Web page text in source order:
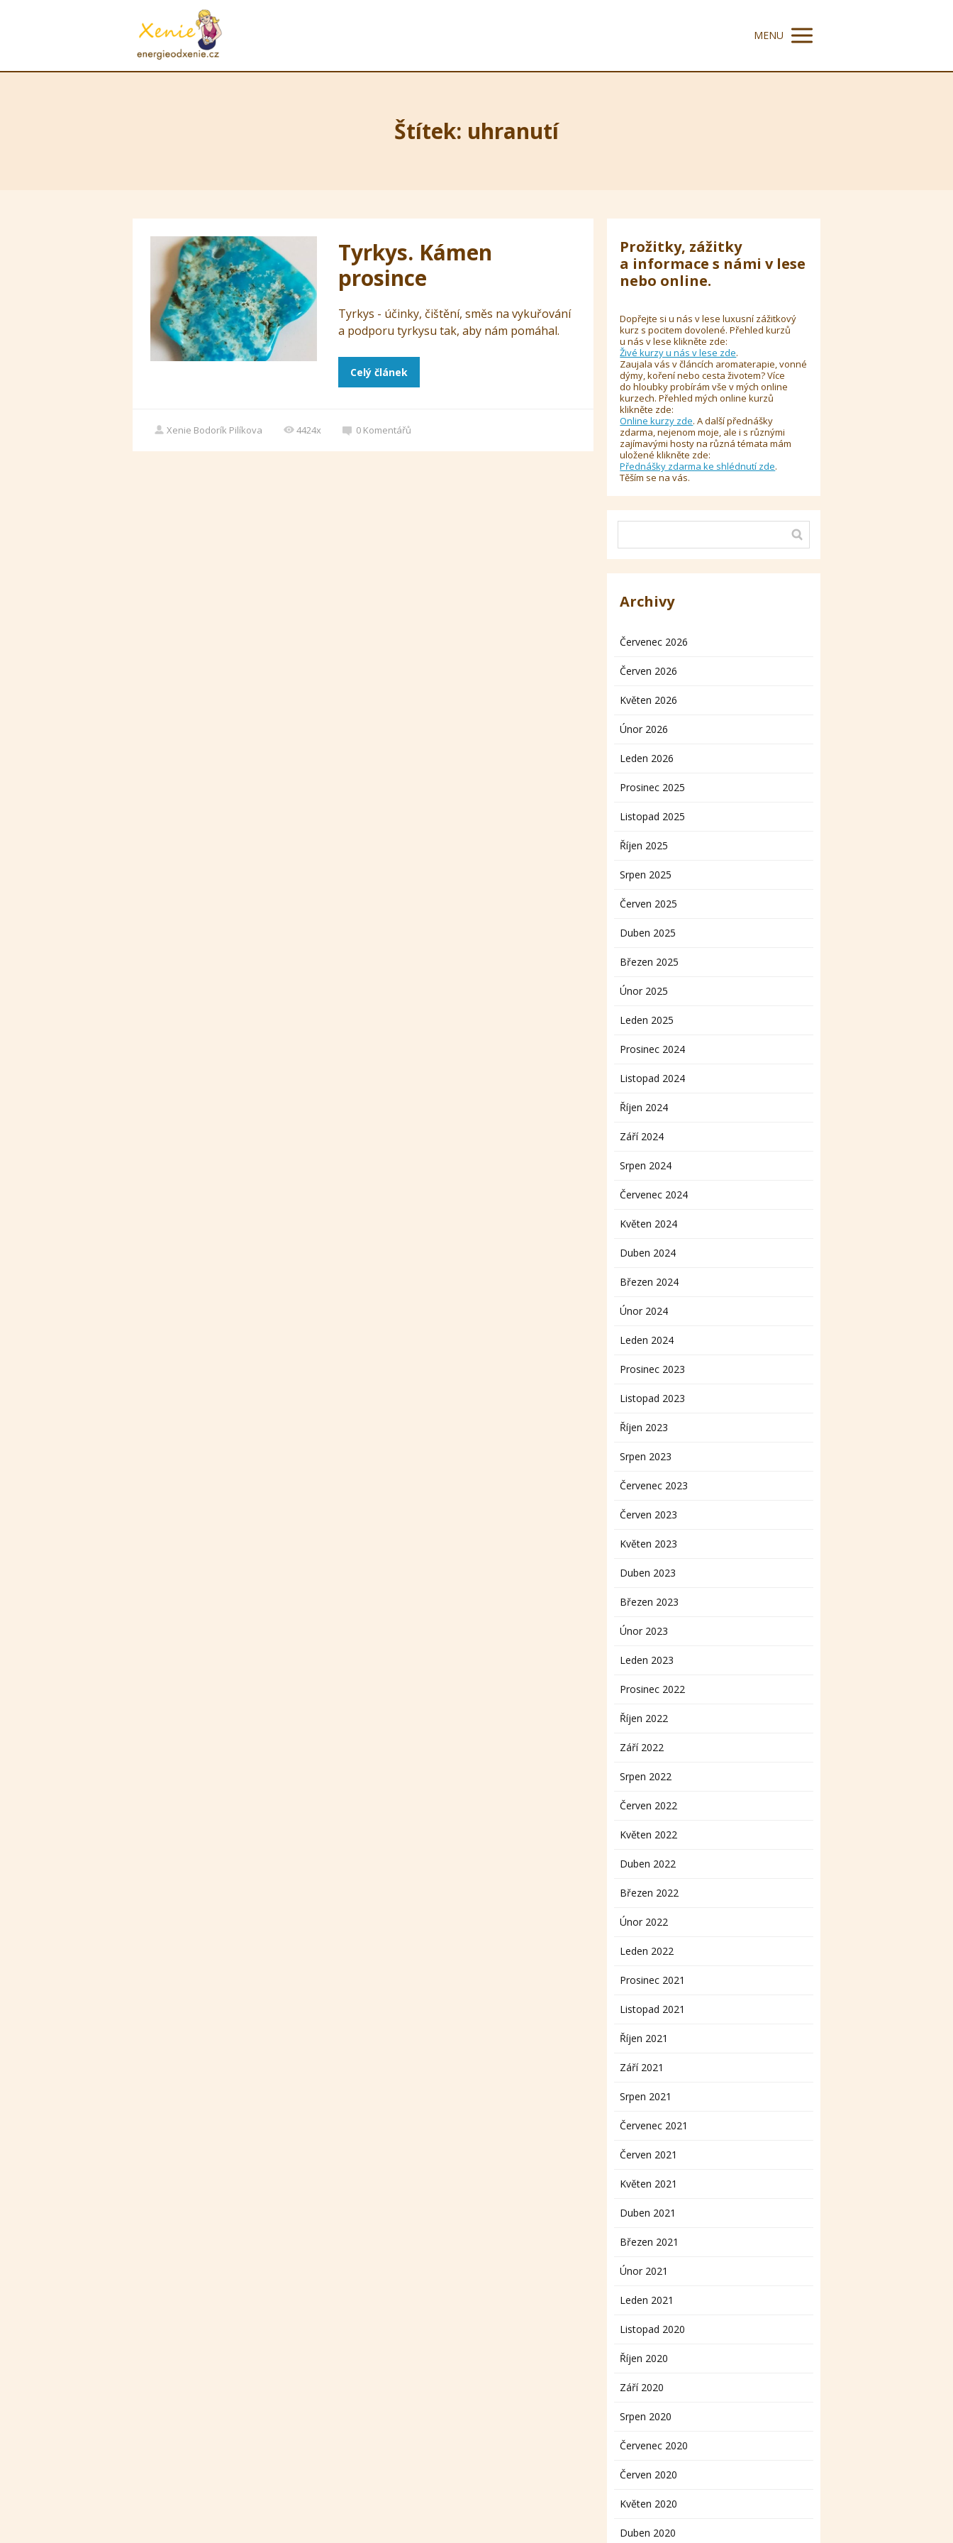
MENU
Štítek: uhranutí
Tyrkys. Kámen
prosince
Tyrkys - účinky, čištění, směs na vykuřování
a podporu tyrkysu tak, aby nám pomáhal.
Celý článek
Xenie Bodorík Pilíkova 4424x 0 Komentářů
Prožitky, zážitky
a informace s námi v lese
nebo online.
Dopřejte si u nás v lese luxusní zážitkový
kurz s pocitem dovolené. Přehled kurzů
u nás v lese klikněte zde:
Živé kurzy u nás v lese zde.
Zaujala vás v článcích aromaterapie, vonné
dýmy, koření nebo cesta životem? Více
do hloubky probírám vše v mých online
kurzech. Přehled mých online kurzů
klikněte zde:
Online kurzy zde. A další přednášky
zdarma, nejenom moje, ale i s různými
zajímavými hosty na různá témata mám
uložené klikněte zde:
Přednášky zdarma ke shlédnutí zde.
Těším se na vás.
Archivy
Červenec 2026
Červen 2026
Květen 2026
Únor 2026
Leden 2026
Prosinec 2025
Listopad 2025
Říjen 2025
Srpen 2025
Červen 2025
Duben 2025
Březen 2025
Únor 2025
Leden 2025
Prosinec 2024
Listopad 2024
Říjen 2024
Září 2024
Srpen 2024
Červenec 2024
Květen 2024
Duben 2024
Březen 2024
Únor 2024
Leden 2024
Prosinec 2023
Listopad 2023
Říjen 2023
Srpen 2023
Červenec 2023
Červen 2023
Květen 2023
Duben 2023
Březen 2023
Únor 2023
Leden 2023
Prosinec 2022
Říjen 2022
Září 2022
Srpen 2022
Červen 2022
Květen 2022
Duben 2022
Březen 2022
Únor 2022
Leden 2022
Prosinec 2021
Listopad 2021
Říjen 2021
Září 2021
Srpen 2021
Červenec 2021
Červen 2021
Květen 2021
Duben 2021
Březen 2021
Únor 2021
Leden 2021
Listopad 2020
Říjen 2020
Září 2020
Srpen 2020
Červenec 2020
Červen 2020
Květen 2020
Duben 2020